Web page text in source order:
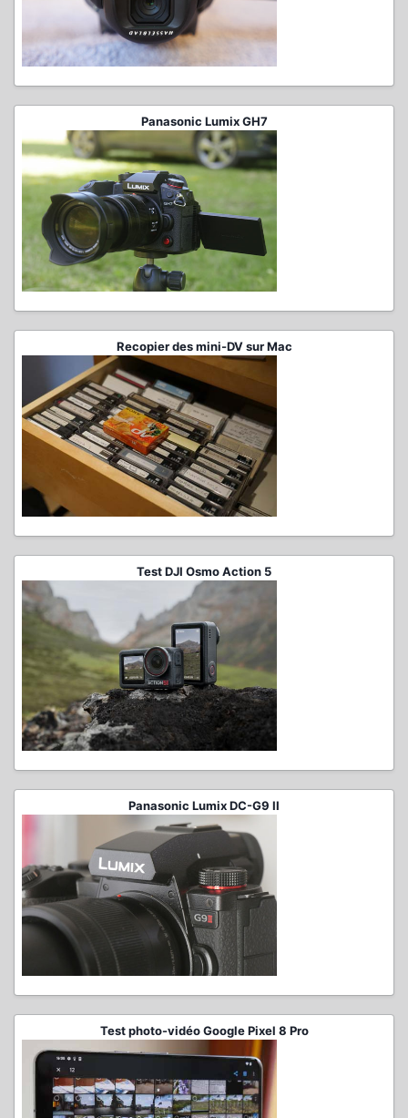
Panasonic Lumix GH7
Recopier des mini-DV sur Mac
Test DJI Osmo Action 5
Panasonic Lumix DC-G9 II
Test photo-vidéo Google Pixel 8 Pro